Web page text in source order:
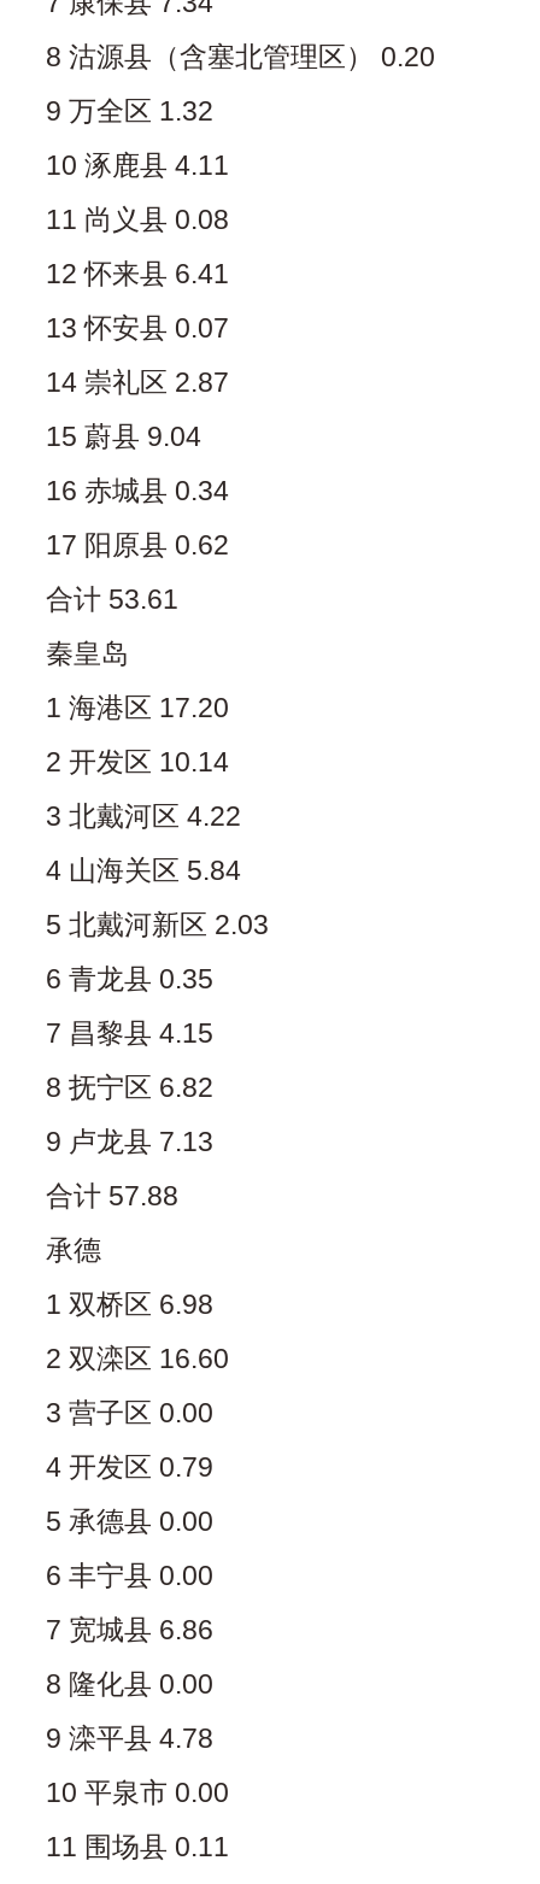
8 沽源县（含塞北管理区） 0.20
9 万全区 1.32
10 涿鹿县 4.11
11 尚义县 0.08
12 怀来县 6.41
13 怀安县 0.07
14 崇礼区 2.87
15 蔚县 9.04
16 赤城县 0.34
17 阳原县 0.62
合计 53.61
秦皇岛
1 海港区 17.20
2 开发区 10.14
3 北戴河区 4.22
4 山海关区 5.84
5 北戴河新区 2.03
6 青龙县 0.35
7 昌黎县 4.15
8 抚宁区 6.82
9 卢龙县 7.13
合计 57.88
承德
1 双桥区 6.98
2 双滦区 16.60
3 营子区 0.00
4 开发区 0.79
5 承德县 0.00
6 丰宁县 0.00
7 宽城县 6.86
8 隆化县 0.00
9 滦平县 4.78
10 平泉市 0.00
11 围场县 0.11